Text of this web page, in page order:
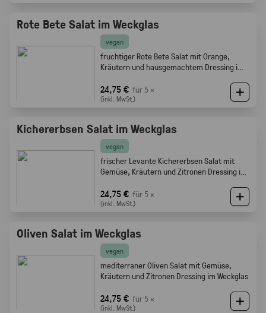
Rote Bete Salat im Weckglas
vegan
fruchtiger Rote Bete Salat mit Orange,
Kräutern und hausgemachtem Dressing im
24,75 € für 5 ×
(inkl. MwSt.)
Kichererbsen Salat im Weckglas
vegan
frischer Levante Kichererbsen Salat mit
Gemüse, Kräutern und Zitronen Dressing im
24,75 € für 5 ×
(inkl. MwSt.)
Oliven Salat im Weckglas
vegan
mediterraner Oliven Salat mit Gemüse,
Kräutern und Zitronen Dressing im Weckglas
24,75 € für 5 ×
(inkl. MwSt.)